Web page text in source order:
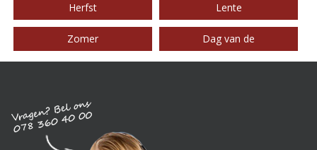
Herfst Lente
Zomer Dag van de